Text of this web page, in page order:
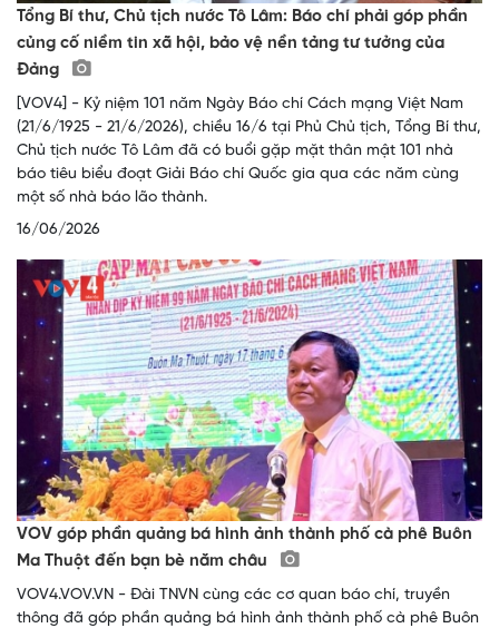
Tổng Bí thư, Chủ tịch nước Tô Lâm: Báo chí phải góp phần
củng cố niềm tin xã hội, bảo vệ nền tảng tư tưởng của
Đảng
[VOV4] - Kỷ niệm 101 năm Ngày Báo chí Cách mạng Việt Nam
(21/6/1925 - 21/6/2026), chiều 16/6 tại Phủ Chủ tịch, Tổng Bí thư,
Chủ tịch nước Tô Lâm đã có buổi gặp mặt thân mật 101 nhà
báo tiêu biểu đoạt Giải Báo chí Quốc gia qua các năm cùng
một số nhà báo lão thành.
16/06/2026
VOV góp phần quảng bá hình ảnh thành phố cà phê Buôn
Ma Thuột đến bạn bè năm châu
VOV4.VOV.VN - Đài TNVN cùng các cơ quan báo chí, truyền
thông đã góp phần quảng bá hình ảnh thành phố cà phê Buôn